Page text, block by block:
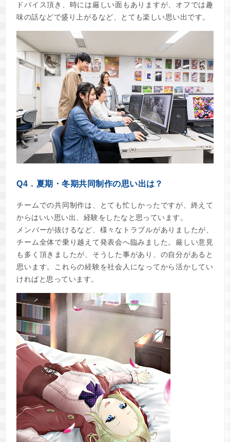
ドバイス頂き、時には厳しい面もありますが、オフでは趣
味の話などで盛り上がるなど、とても楽しい思い出です。
Q4．夏期・冬期共同制作の思い出は？
チームでの共同制作は、とても忙しかったですが、終えて
からはいい思い出、経験をしたなと思っています。
メンバーが抜けるなど、様々なトラブルがありましたが、
チーム全体で乗り越えて発表会へ臨みました。厳しい意見
も多く頂きましたが、そうした事があり、の自分があると
思います。これらの経験を社会人になってから活かしてい
ければと思っています。